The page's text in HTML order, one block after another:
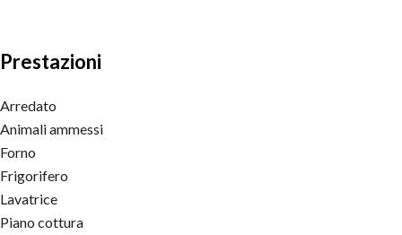
Prestazioni
Arredato
Animali ammessi
Forno
Frigorifero
Lavatrice
Piano cottura